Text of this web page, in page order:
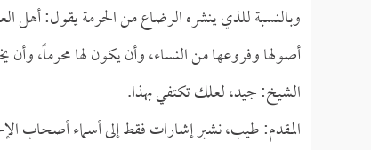
وبالنسبة للذي ينشره الرضاع من الحرمة يقول: أهل
أصولها وفروعها من النساء، وأن يكون لها محرماً، وأن
الشيخ: جيد، لعلك تكتفي بهذا.
المقدم: طيب، نشير إشارات فقط إلى أسماء أصحاب